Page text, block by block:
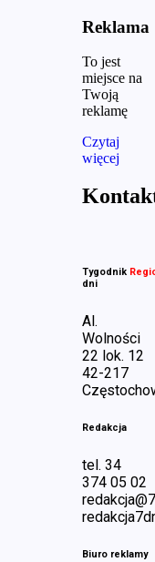
Reklama
To jest
miejsce na
Twoją
reklamę
Czytaj
więcej
Tygodnik
dni
Al.
Wolności
22 lok. 12
42-217
Redakcja
tel. 34
374 05 02
Biuro reklamy